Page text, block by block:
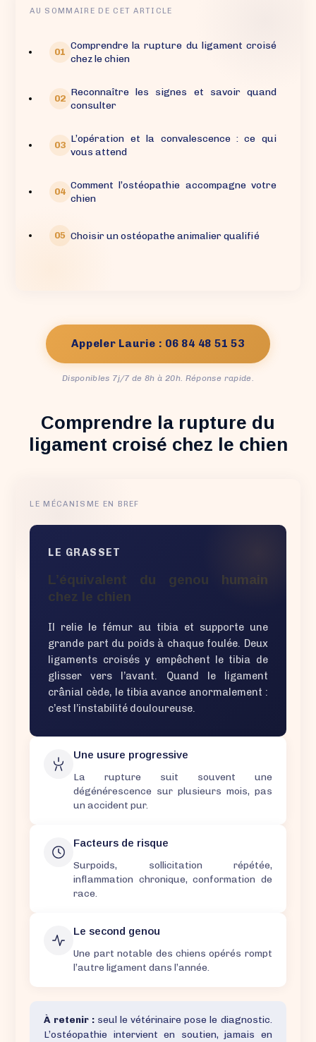
AU SOMMAIRE DE CET ARTICLE
Comprendre la rupture du ligament croisé
chez le chien
Reconnaître les signes et savoir quand
consulter
L’opération et la convalescence : ce qui
vous attend
Comment l’ostéopathie accompagne votre
chien
Choisir un ostéopathe animalier qualifié
Appeler Laurie : 06 84 48 51 53
Disponibles 7j/7 de 8h à 20h. Réponse rapide.
Comprendre la rupture du
ligament croisé chez le chien
LE MÉCANISME EN BREF
LE GRASSET
L’équivalent du genou humain
chez le chien
Il relie le fémur au tibia et supporte une
grande part du poids à chaque foulée. Deux
ligaments croisés y empêchent le tibia de
glisser vers l’avant. Quand le ligament
crânial cède, le tibia avance anormalement :
c’est l’instabilité douloureuse.
Une usure progressive
La rupture suit souvent une
dégénérescence sur plusieurs mois, pas
un accident pur.
Facteurs de risque
Surpoids, sollicitation répétée,
inflammation chronique, conformation de
race.
Le second genou
Une part notable des chiens opérés rompt
l’autre ligament dans l’année.
À retenir :seul le vétérinaire pose le diagnostic.
L’ostéopathie intervient en soutien, jamais en